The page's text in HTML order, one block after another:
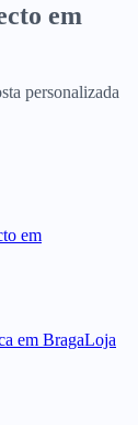
em
personalizada
em
em BragaLoja